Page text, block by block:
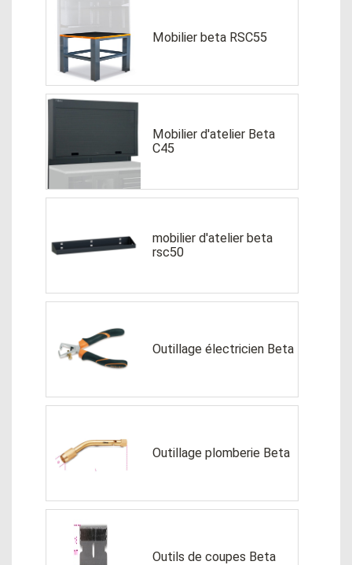
Mobilier beta RSC55
Mobilier d'atelier Beta
C45
mobilier d'atelier beta
rsc50
Outillage électricien Beta
Outillage plomberie Beta
Outils de coupes Beta